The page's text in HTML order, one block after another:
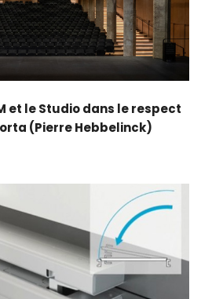
et le Studio dans le respect
(Pierre Hebbelinck)